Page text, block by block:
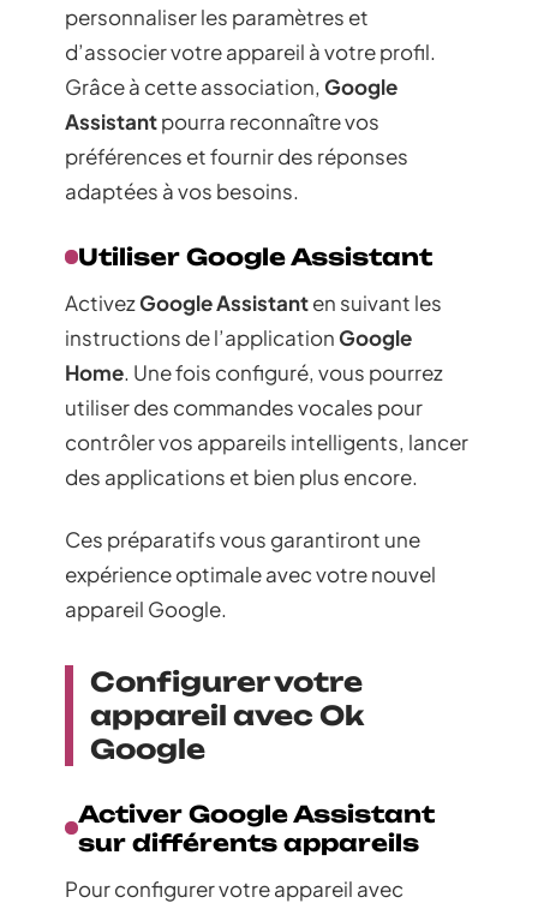
personnaliser les paramètres et
d’associer votre appareil à votre profil.
Grâce à cette association, Google
Assistantpourra reconnaître vos
préférences et fournir des réponses
adaptées à vos besoins.
Utiliser Google Assistant
ActivezGoogle Assistanten suivant les
instructions de l’applicationGoogle
Home. Une fois configuré, vous pourrez
utiliser des commandes vocales pour
contrôler vos appareils intelligents, lancer
des applications et bien plus encore.
Ces préparatifs vous garantiront une
expérience optimale avec votre nouvel
appareil Google.
Configurer votre
appareil avec Ok
Google
Activer Google Assistant
sur différents appareils
Pour configurer votre appareil avec